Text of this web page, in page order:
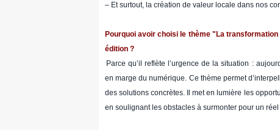
– Et surtout, la création de valeur locale dans nos
Pourquoi avoir choisi le thème "La
édition ?
Parce qu’il reflète l’urgence de la situation :
en marge du numérique. Ce thème permet
des solutions concrètes. Il met en lumière les
en soulignant les obstacles à surmonter pour un